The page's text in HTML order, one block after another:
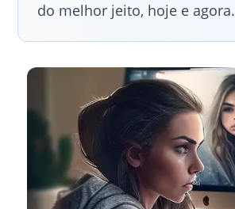
do melhor jeito, hoje e agora.